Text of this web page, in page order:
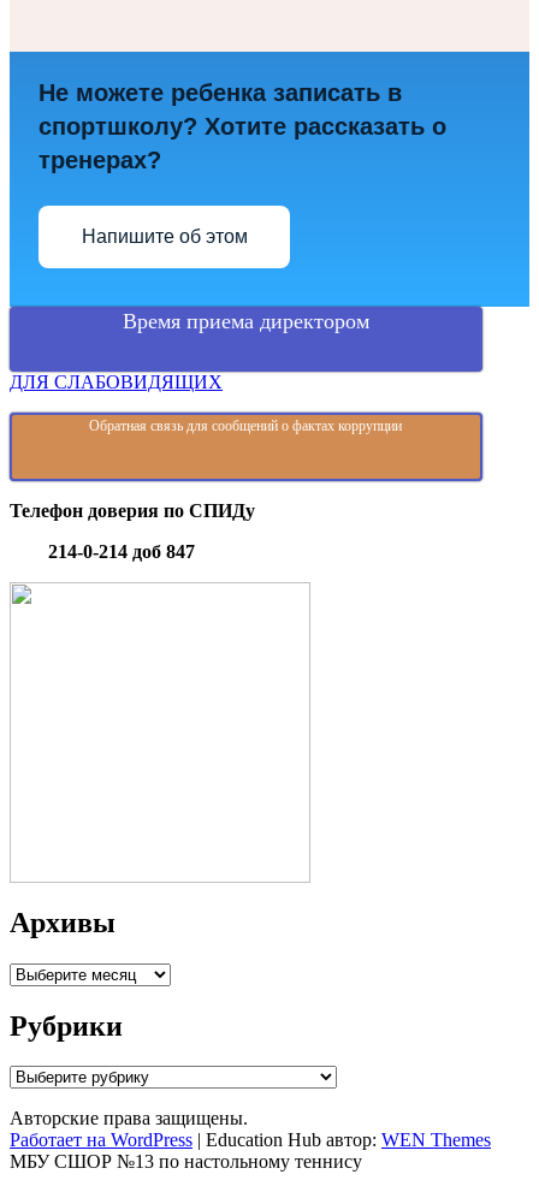
Не можете ребенка записать в
спортшколу? Хотите рассказать о
тренерах?
Напишите об этом
Время приема директором
ДЛЯ СЛАБОВИДЯЩИХ
Обратная связь для сообщений о фактах коррупции
Телефон доверия по СПИДу
214-0-214 доб 847
Архивы
Архивы
Рубрики
Рубрики
Авторские права защищены.
Работает на WordPress | Education Hub автор: WEN Themes
МБУ СШОР №13 по настольному теннису